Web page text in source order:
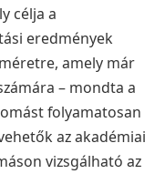
célja a
eredmények
amely már
– mondta a
folyamatosan
az akadémiai
vizsgálható az